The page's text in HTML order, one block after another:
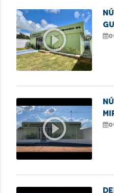
play_circle_outline
play_circle_outline